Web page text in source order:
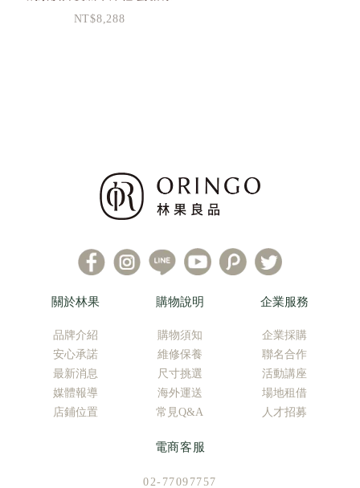
NT$8,288
關於林果
品牌介紹
安心承諾
最新消息
媒體報導
店鋪位置
購物說明
購物須知
維修保養
尺寸挑選
海外運送
常見Q&A
企業服務
企業採購
聯名合作
活動講座
場地租借
人才招募
電商客服
02-77097757